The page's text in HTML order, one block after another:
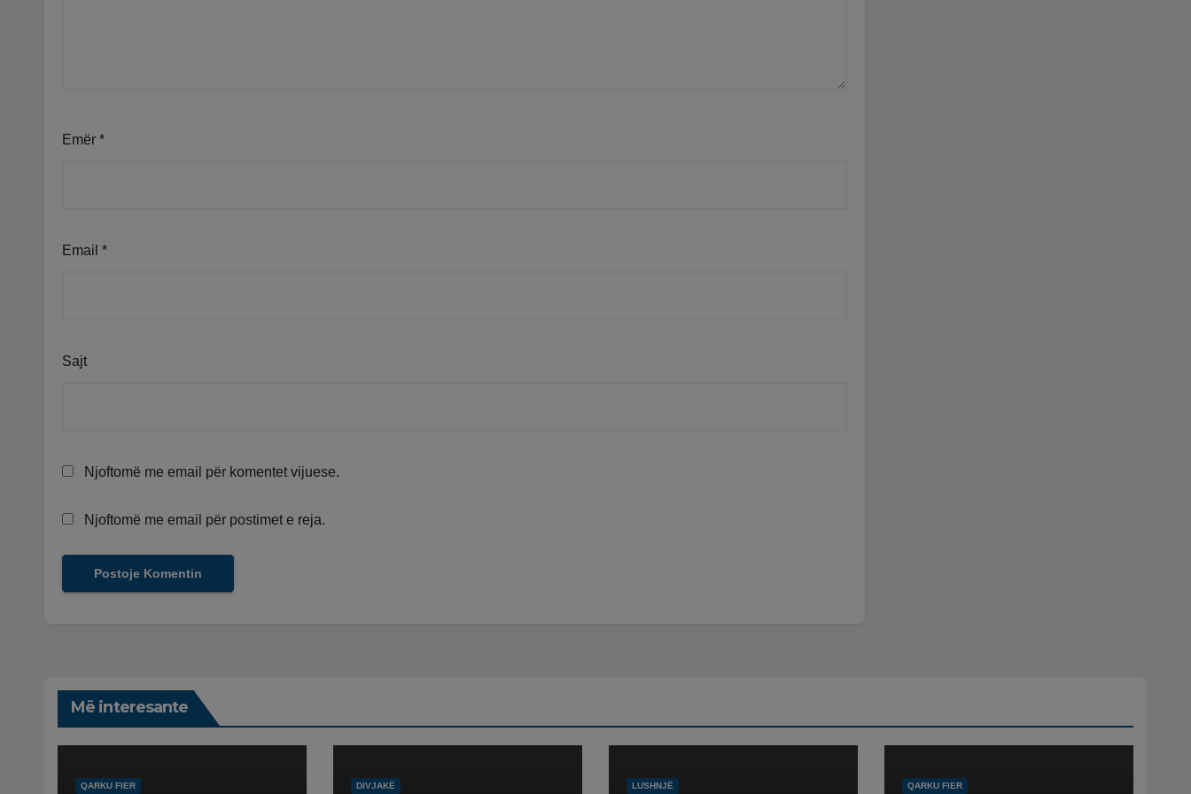
Emër *
Email *
Sajt
Njoftomë me email për komentet vijuese.
Njoftomë me email për postimet e reja.
Më interesante
QARKU FIER DIVJAKË LUSHNJË QARKU FIER